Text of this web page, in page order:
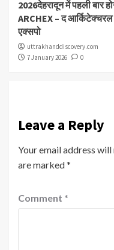
2026देहरादून में पहली बार
ARCHEX – द आर्किटेक्चरल
एक्सपो
uttrakhanddiscovery.com
7 January 2026
0
Leave a Reply
Your email address
are marked*
Comment *